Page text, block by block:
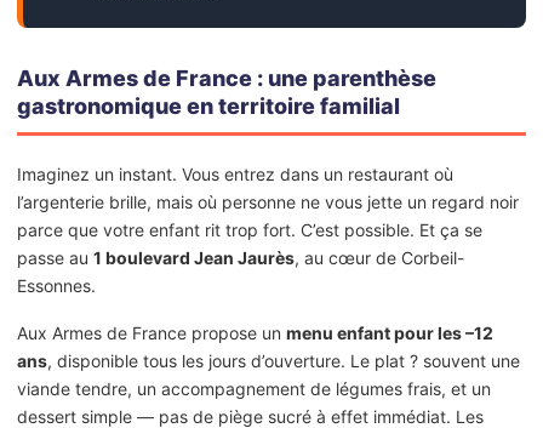
Aux Armes de France : une parenthèse
gastronomique en territoire familial
Imaginez un instant. Vous entrez dans un restaurant où
l’argenterie brille, mais où personne ne vous jette un regard noir
parce que votre enfant rit trop fort. C’est possible. Et ça se
passe au 1 boulevard Jean Jaurès, au cœur de Corbeil-
Essonnes.
Aux Armes de France propose un menu enfant pour les –12
ans, disponible tous les jours d’ouverture. Le plat ? souvent une
viande tendre, un accompagnement de légumes frais, et un
dessert simple — pas de piège sucré à effet immédiat. Les